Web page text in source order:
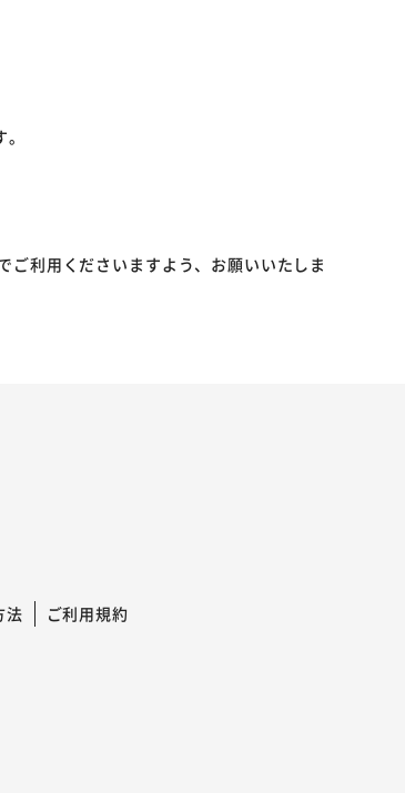
ご利用くださいますよう、お願いいたしま
法 ご利用規約